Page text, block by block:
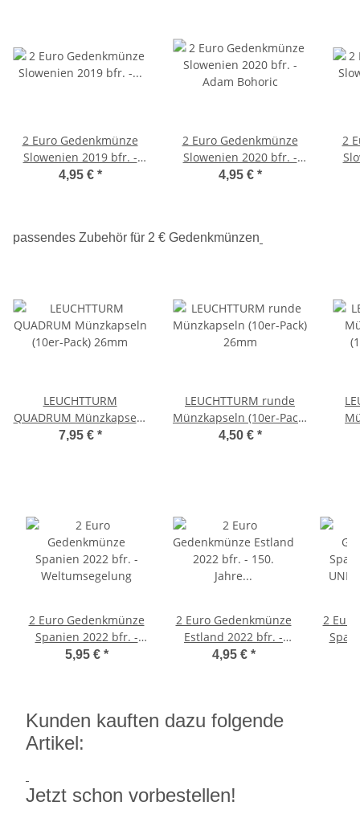
2 Euro Gedenkmünze
Slowenien 2019 bfr. -
Universität Ljubljana
4,95 € *
2 Euro Gedenkmünze
Slowenien 2020 bfr. -
Adam Bohoric
4,95 € *
2
passendes Zubehör für 2 € Gedenkmünzen
LEUCHTTURM
QUADRUM Münzkapseln
(10er-Pack) 26mm
7,95 € *
LEUCHTTURM runde
Münzkapseln (10er-Pack)
26mm
4,50 € *
2 Euro Gedenkmünze
Spanien 2022 bfr. -
Weltumsegelung
5,95 € *
2 Euro Gedenkmünze
Estland 2022 bfr. -
150. Jahre Literatur-
4,95 € *
2
Kunden kauften dazu folgende
Artikel:
Jetzt schon vorbestellen!